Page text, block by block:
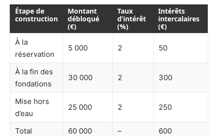
Étape de
construction
Montant
débloqué
(€)
Taux
d’intérêt
(%)
Intérêts
intercalaires
(€)
À la
réservation
5 000 2 50
À la fin des
fondations
30 000 2 300
Mise hors
d’eau
25 000 2 250
Total 60 000 – 600